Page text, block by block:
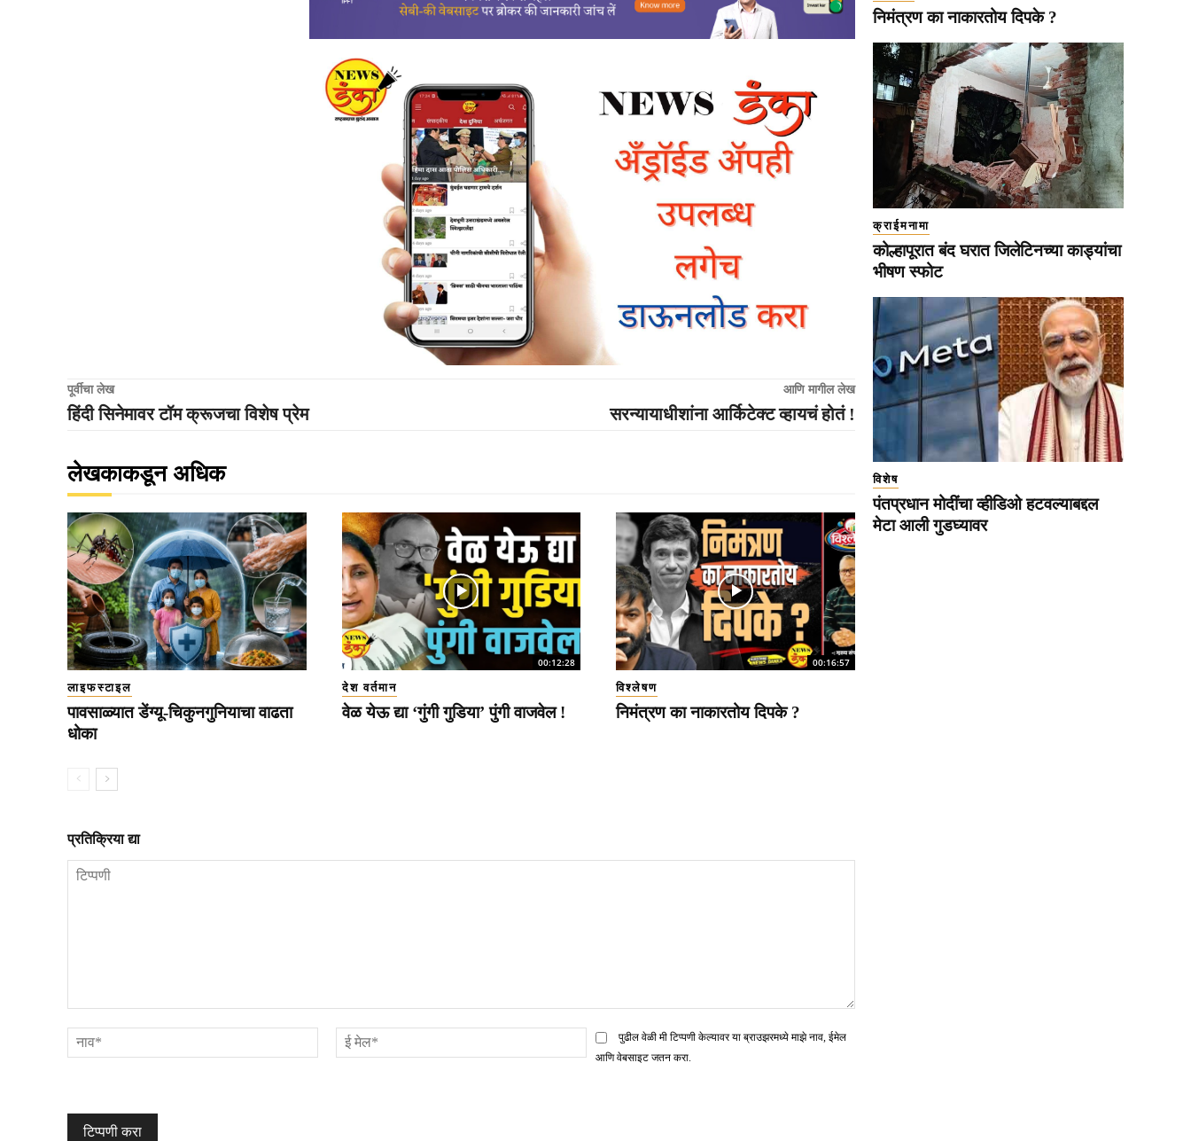
पूर्वीचा लेख
हिंदी सिनेमावर टॉम क्रूजचा विशेष प्रेम
आणि मागील लेख
सरन्यायाधीशांना आर्किटेक्ट व्हायचं होतं !
लेखकाकडून अधिक
लाइफस्टाइल
पावसाळ्यात डेंग्यू-चिकुनगुनियाचा वाढता
धोका
00:12:28
देश वर्तमान
वेळ येऊ द्या ‘गुंगी गुडिया’ पुंगी वाजवेल !
00:16:57
विश्लेषण
निमंत्रण का नाकारतोय दिपके ?
प्रतिक्रिया द्या
नाव*
मेल*
पुढील वेळी मी टिप्पणी केल्यावर या ब्राउझरमध्ये माझे नाव, ईमेल
आणि वेबसाइट जतन करा.
निमंत्रण का नाकारतोय दिपके ?
क्राईमनामा
कोल्हापूरात बंद घरात जिलेटिनच्या काड्यांचा
भीषण स्फोट
विशेष
पंतप्रधान मोदींचा व्हीडिओ हटवल्याबद्दल
मेटा आली गुडघ्यावर